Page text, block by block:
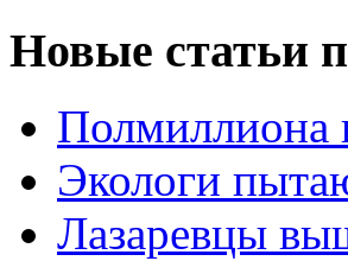
Новые статьи
Полмиллиона
Экологи
Лазаревцы